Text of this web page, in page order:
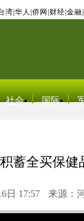
湾 华人 侨网 财经 金融
社会 国际
蓄全买保健
日 17:57 来源：